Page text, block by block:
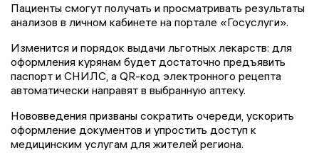
Пациенты смогут получать и просматривать результаты
анализов в личном кабинете на портале «Госуслуги».
Изменится и порядок выдачи льготных лекарств: для
оформления курянам будет достаточно предъявить
паспорт и СНИЛС, а QR-код электронного рецепта
автоматически направят в выбранную аптеку.
Нововведения призваны сократить очереди, ускорить
оформление документов и упростить доступ к
медицинским услугам для жителей региона.